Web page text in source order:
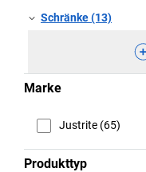
Schränke (13)
Marke
Justrite (65)
Produkttyp